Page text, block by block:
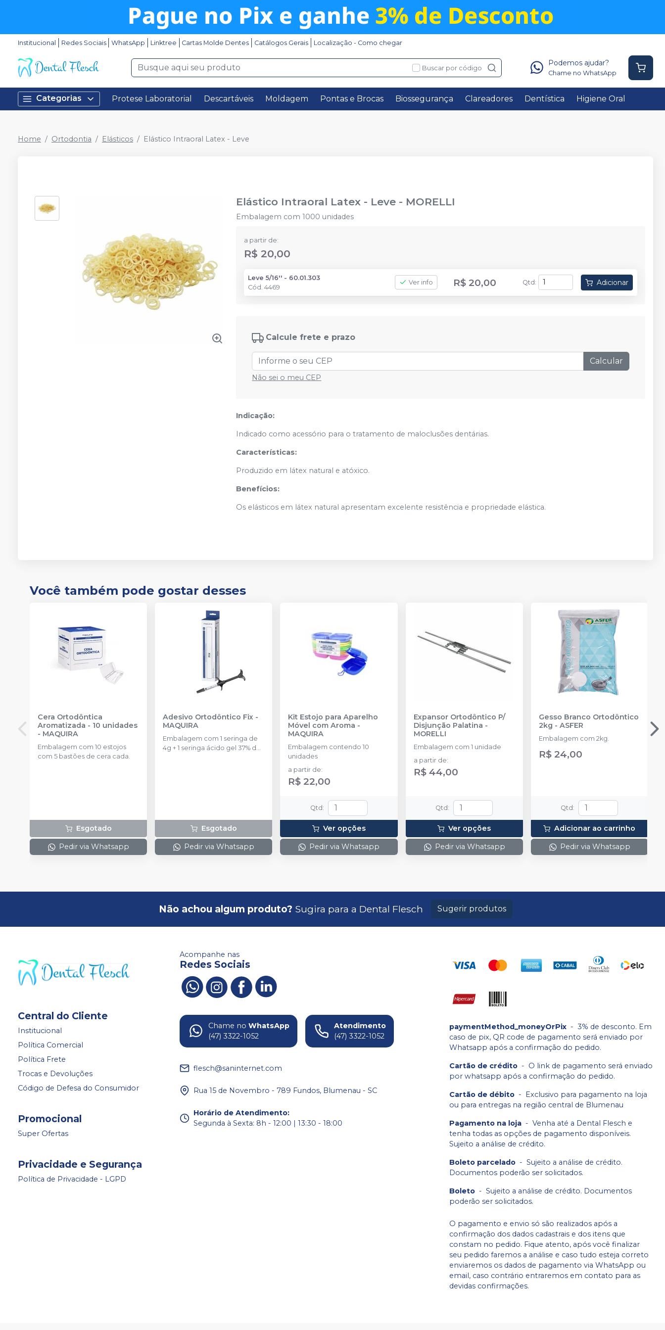
Institucional Redes Sociais WhatsApp Linktree Cartas Molde Dentes Catálogos Gerais Localização - Como chegar
Buscar por código
Podemos ajudar?
Chame no WhatsApp
Categorias Protese Laboratorial Descartáveis Moldagem Pontas e Brocas Biossegurança Clareadores Dentística Higiene Oral
Home Ortodontia Elásticos Elástico Intraoral Latex - Leve
Elástico Intraoral Latex - Leve - MORELLI
Embalagem com 1000 unidades
a partir de:
R$ 20,00
Leve 5/16'' - 60.01.303
Cód.4469
Ver info R$ 20,00 Qtd : Adicionar
Calcule frete e prazo
Calcular
Não sei o meu CEP
Indicação:
Indicado como acessório para o tratamento de maloclusões dentárias.
Características:
Produzido em látex natural e atóxico.
Benefícios:
Os elásticos em látex natural apresentam excelente resistência e propriedade elástica.
Você também pode gostar desses
Cera Ortodôntica
Aromatizada - 10 unidades
- MAQUIRA
Embalagem com 10 estojos
com 5 bastões de cera cada.
Esgotado
Pedir via Whatsapp
Adesivo Ortodôntico Fix -
MAQUIRA
Embalagem com 1 seringa de
4g + 1 seringa ácido gel 37% de
Esgotado
Pedir via Whatsapp
Kit Estojo para Aparelho
Móvel com Aroma -
MAQUIRA
Embalagem contendo 10
unidades
a partir de:
R$ 22,00
Qtd :
Ver opções
Pedir via Whatsapp
Expansor Ortodôntico P/
Disjunção Palatina -
MORELLI
Embalagem com 1 unidade
a partir de:
R$ 44,00
Qtd :
Ver opções
Pedir via Whatsapp
Gesso Branco Ortodôntico
2kg - ASFER
Embalagem com 2kg.
R$ 24,00
Qtd :
Adicionar ao carrinho
Pedir via Whatsapp
Não achou algum produto? Sugira para a Dental Flesch Sugerir produtos
Central do Cliente
Institucional
Política Comercial
Política Frete
Trocas e Devoluções
Código de Defesa do Consumidor
Promocional
Super Ofertas
Privacidade e Segurança
Política de Privacidade - LGPD
Acompanhe nas
Redes Sociais
Chame no WhatsApp
(47) 3322-1052
Atendimento
(47) 3322-1052
flesch@saninternet.com
Rua 15 de Novembro - 789 Fundos, Blumenau - SC
Horário de Atendimento:
Segunda à Sexta: 8h - 12:00 | 13:30 - 18:00
paymentMethod_moneyOrPix - 3% de desconto. Em
caso de pix, QR code de pagamento será enviado por
Whatsapp após a confirmação do pedido.
Cartão de crédito - O link de pagamento será enviado
por whatsapp após a confirmação do pedido.
Cartão de débito - Exclusivo para pagamento na loja
ou para entregas na região central de Blumenau
Pagamento na loja - Venha até a Dental Flesch e
tenha todas as opções de pagamento disponíveis.
Sujeito a análise de crédito.
Boleto parcelado - Sujeito a análise de crédito.
Documentos poderão ser solicitados.
Boleto - Sujeito a análise de crédito. Documentos
poderão ser solicitados.
O pagamento e envio só são realizados após a
confirmação dos dados cadastrais e dos itens que
constam no pedido. Fique atento, após você finalizar
seu pedido faremos a análise e caso tudo esteja correto
enviaremos os dados de pagamento via WhatsApp ou
email, caso contrário entraremos em contato para as
devidas confirmações.